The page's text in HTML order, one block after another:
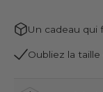
Un cadeau qui
Oubliez la